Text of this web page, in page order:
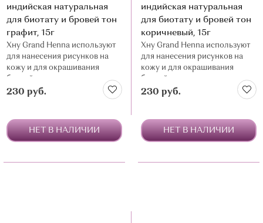
индийская натуральная
для биотату и бровей тон
графит, 15г
Хну Grand Henna используют
для нанесения рисунков на
кожу и для окрашивания
бровей
230 руб.
НЕТ В НАЛИЧИИ
индийская натуральная
для биотату и бровей тон
коричневый, 15г
Хну Grand Henna используют
для нанесения рисунков на
кожу и для окрашивания
бровей
230 руб.
НЕТ В НАЛИЧИИ